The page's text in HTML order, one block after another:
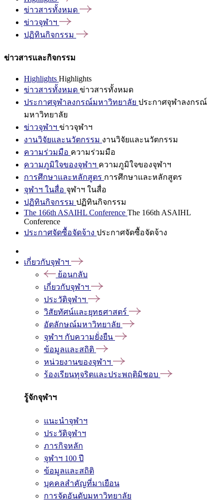
ข่าวสารทั้งหมด
ข่าวจุฬาฯ
ปฏิทินกิจกรรม
ข่าวสารและกิจกรรม
Highlights Highlights
ข่าวสารทั้งหมด ข่าวสารทั้งหมด
ประกาศจุฬาลงกรณ์มหาวิทยาลัย ประกาศจุฬาลงกรณ์
มหาวิทยาลัย
ข่าวจุฬาฯ ข่าวจุฬาฯ
งานวิจัยและนวัตกรรม งานวิจัยและนวัตกรรม
ความร่วมมือ ความร่วมมือ
ความภูมิใจของจุฬาฯ ความภูมิใจของจุฬาฯ
การศึกษาและหลักสูตร การศึกษาและหลักสูตร
จุฬาฯ ในสื่อ จุฬาฯ ในสื่อ
ปฏิทินกิจกรรม ปฏิทินกิจกรรม
The 166th ASAIHL Conference The 166th ASAIHL
Conference
ประกาศจัดซื้อจัดจ้าง ประกาศจัดซื้อจัดจ้าง
เกี่ยวกับจุฬาฯ
ย้อนกลับ
เกี่ยวกับจุฬาฯ
ประวัติจุฬาฯ
วิสัยทัศน์และยุทธศาสตร์
อัตลักษณ์มหาวิทยาลัย
จุฬาฯ กับความยั่งยืน
ข้อมูลและสถิติ
หน่วยงานของจุฬาฯ
ร้องเรียนทุจริตและประพฤติมิชอบ
รู้จักจุฬาฯ
แนะนำจุฬาฯ
ประวัติจุฬาฯ
ภารกิจหลัก
จุฬาฯ 100 ปี
ข้อมูลและสถิติ
บุคคลสำคัญที่มาเยือน
การจัดอันดับมหาวิทยาลัย